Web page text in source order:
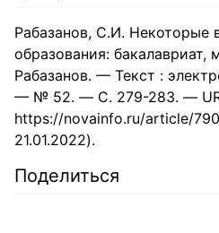
Рабазанов, С.И. Некоторые
образования: бакалавриат,
Рабазанов. — Текст :
— № 52. — С. 279-283. —
https://novainfo.ru/article/
21.01.2022).
Поделиться